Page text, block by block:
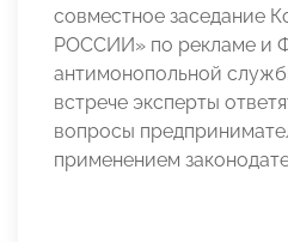
совместное заседание
РОССИИ» по рекламе и
антимонопольной
встрече эксперты
вопросы
применением